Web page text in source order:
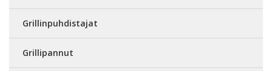
Grillinpuhdistajat
Grillipannut